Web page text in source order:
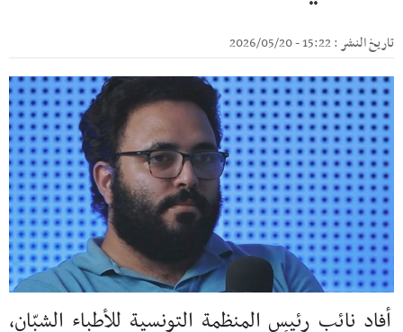
تاريخ النشر : 15:22 - 2026/05/20
أفاد نائب رئيس المنظمة التونسية للأطباء الشبّان،